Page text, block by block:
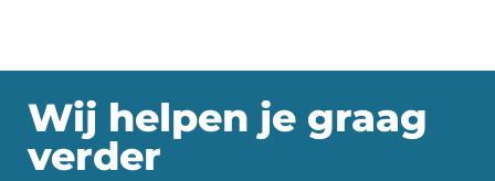
Wij helpen je graag
verder